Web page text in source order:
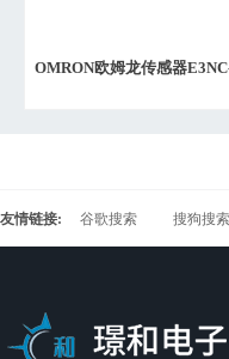
OMRON欧姆龙传感器
友情链接: 谷歌搜索 搜狗搜索